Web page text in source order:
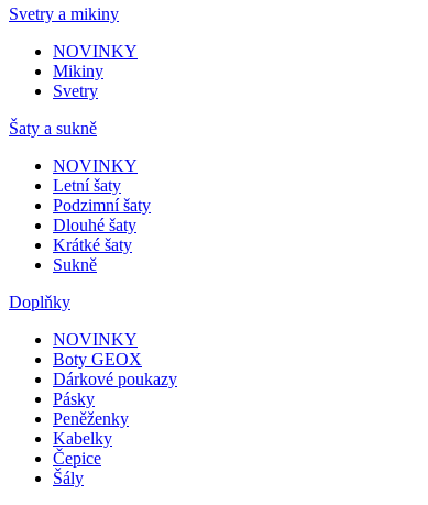
Svetry a mikiny
NOVINKY
Mikiny
Svetry
Šaty a sukně
NOVINKY
Letní šaty
Podzimní šaty
Dlouhé šaty
Krátké šaty
Sukně
Doplňky
NOVINKY
Boty GEOX
Dárkové poukazy
Pásky
Peněženky
Kabelky
Čepice
Šály